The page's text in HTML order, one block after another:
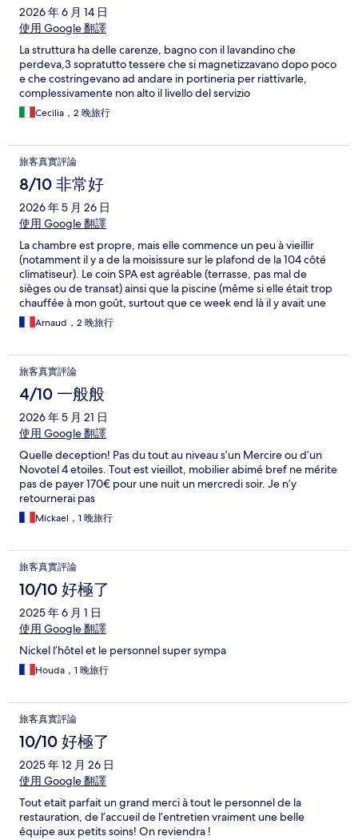
2026 年 6 月 14 日
使用 Google 翻譯
La struttura ha delle carenze, bagno con il lavandino che
perdeva,3 sopratutto tessere che si magnetizzavano dopo poco
e che costringevano ad andare in portineria per riattivarle,
complessivamente non alto il livello del servizio
Cecilia，2 晚旅行
旅客真實評論
8/10 非常好
2026 年 5 月 26 日
使用 Google 翻譯
La chambre est propre, mais elle commence un peu à vieillir
(notamment il y a de la moisissure sur le plafond de la 104 côté
climatiseur). Le coin SPA est agréable (terrasse, pas mal de
sièges ou de transat) ainsi que la piscine (même si elle était trop
chauffée à mon goût, surtout que ce week end là il y avait une
canicule). Le petit déjeuner était bon mais l'hôtel était rempli,
donc il n'y avait pas tous les plats rapidement (oeufs brouillés
(près d'un centre commercial, avec beaucoup d'activités et de
restaurants) et le parking est assez grand pour se garer
facilement. L'hôtel est situé aussi au calme, même si dans la
journée il y a parfois des rafales qui passent au dessus
Arnaud，2 晚旅行
旅客真實評論
4/10 一般般
2026 年 5 月 21 日
使用 Google 翻譯
Quelle deception! Pas du tout au niveau s’un Mercire ou d’un
Novotel 4 etoiles. Tout est vieillot, mobilier abimé bref ne mérite
pas de payer 170€ pour une nuit un mercredi soir. Je n’y
retournerai pas
Mickael，1 晚旅行
旅客真實評論
10/10 好極了
2025 年 6 月 1 日
使用 Google 翻譯
Nickel l’hôtel et le personnel super sympa
Houda，1 晚旅行
旅客真實評論
10/10 好極了
2025 年 12 月 26 日
使用 Google 翻譯
Tout etait parfait un grand merci à tout le personnel de la
restauration, de l’accueil de l’entretien vraiment une belle
équipe aux petits soins! On reviendra !